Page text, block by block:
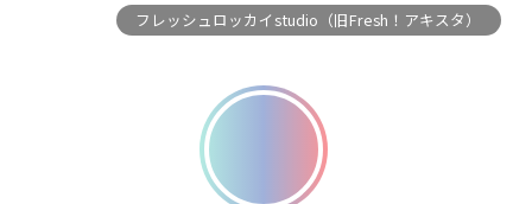
フレッシュロッカイstudio（旧Fresh！アキスタ）